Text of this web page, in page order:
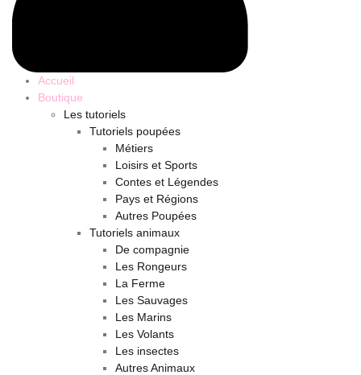
Accueil
Boutique
Les tutoriels
Tutoriels poupées
Métiers
Loisirs et Sports
Contes et Légendes
Pays et Régions
Autres Poupées
Tutoriels animaux
De compagnie
Les Rongeurs
La Ferme
Les Sauvages
Les Marins
Les Volants
Les insectes
Autres Animaux